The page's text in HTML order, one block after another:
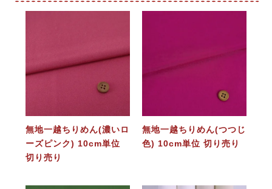
無地一越ちりめん(濃いロ
ーズピンク) 10cm単位
切り売り
無地一越ちりめん(つつじ
色) 10cm単位 切り売り